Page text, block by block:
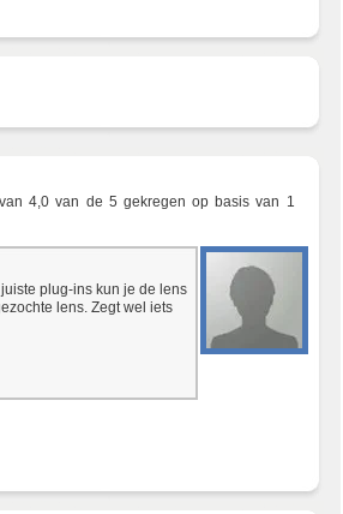
van4,0 van de 5 gekregen op basis van 1
plug-ins kun je de lens
lens. Zegt wel iets